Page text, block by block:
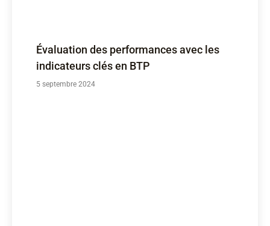
Évaluation des performances avec les
indicateurs clés en BTP
5 septembre 2024